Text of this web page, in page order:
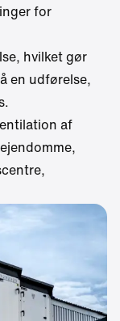
for
hvilket gør
en udførelse,
af